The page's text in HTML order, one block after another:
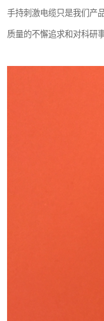
手持刺激电缆只是我们产
质量的不懈追求和对科研